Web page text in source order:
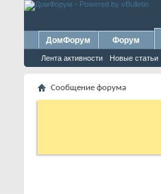
ДомФорум Форум
Лента активности Новые статьи
Сообщение форума